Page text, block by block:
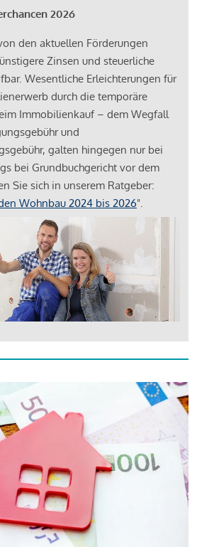
2026
den aktuellen Förderungen
Zinsen und steuerliche
Wesentliche Erleichterungen für
durch die temporäre
Immobilienkauf – dem Wegfall
und
galten hingegen nur bei
bei Grundbuchgericht vor dem
Sie sich in unserem Ratgeber:
Wohnbau 2024 bis 2026".